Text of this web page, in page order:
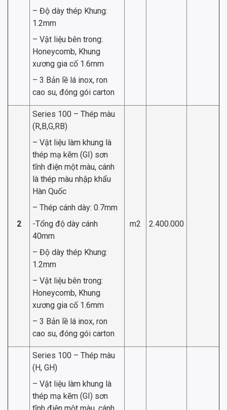
– Độ dày thép Khung:
1.2mm
– Vật liệu bên trong:
Honeycomb, Khung
xương gia cố 1.6mm
– 3 Bản lề lá inox, ron
cao su, đóng gói carton
2
Series 100 – Thép màu
(R,B,G,RB)
– Vật liệu làm khung là
thép mạ kẽm (GI) sơn
tĩnh điện một màu, cánh
là thép màu nhập khẩu
Hàn Quốc
– Thép cánh dày: 0.7mm
-Tổng độ dày cánh
40mm
– Độ dày thép Khung:
1.2mm
– Vật liệu bên trong:
Honeycomb, Khung
xương gia cố 1.6mm
– 3 Bản lề lá inox, ron
cao su, đóng gói carton
m2 2.400.000
Series 100 – Thép màu
(H, GH)
– Vật liệu làm khung là
thép mạ kẽm (GI) sơn
tĩnh điện một màu, cánh